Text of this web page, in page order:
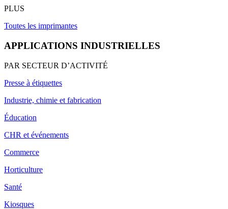
PLUS
Toutes les imprimantes
APPLICATIONS INDUSTRIELLES
PAR SECTEUR D’ACTIVITÉ
Presse à étiquettes
Industrie, chimie et fabrication
Éducation
CHR et événements
Commerce
Horticulture
Santé
Kiosques